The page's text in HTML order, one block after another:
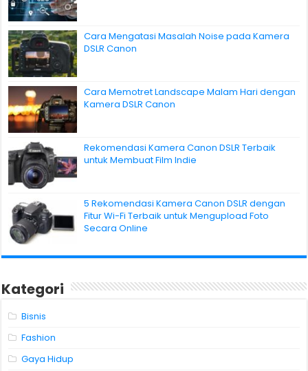
Cara Mengatasi Masalah Noise pada Kamera
DSLR Canon
Cara Memotret Landscape Malam Hari dengan
Kamera DSLR Canon
Rekomendasi Kamera Canon DSLR Terbaik
untuk Membuat Film Indie
5 Rekomendasi Kamera Canon DSLR dengan
Fitur Wi-Fi Terbaik untuk Mengupload Foto
Secara Online
Kategori
Bisnis
Fashion
Gaya Hidup